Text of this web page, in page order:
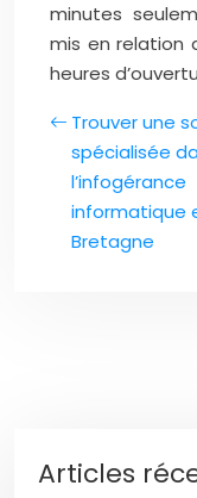
minutes
mis en relation
heures
Trouver une
spécialisée
l’infogérance
informatique
Bretagne
Articles